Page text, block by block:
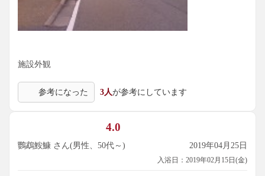
施設外観
参考になった 3人が参考にしています
4.0
鸚鵡鮟鱇 さん(男性、50代～) 2019年04月25日
入浴日：2019年02月15日(金)